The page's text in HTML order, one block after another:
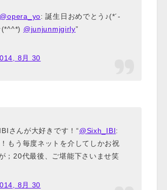
@opera_yo: 誕生日おめでとう♪(*´-
@junjunmjgirly”
8月 30
さんが大好きです！“@Sixh_IBI:
もう毎度ネットを介してしかお祝
；20代最後、ご堪能下さいませ笑
8月 30